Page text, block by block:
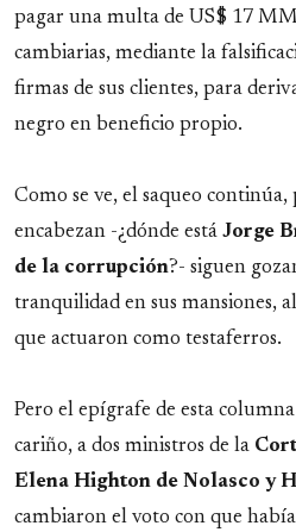
pagar una multa de US$ 17
cambiarias, mediante la
firmas de sus clientes, para
negro en beneficio propio.
Como se ve, el saqueo continúa,
encabezan -¿dónde está Jorge
de la corrupción?- siguen
tranquilidad en sus mansiones,
que actuaron como testaferros.
Pero el epígrafe de esta
cariño, a dos ministros de la
Elena Highton de Nolasco y
cambiaron el voto con que